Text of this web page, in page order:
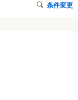
条件変更